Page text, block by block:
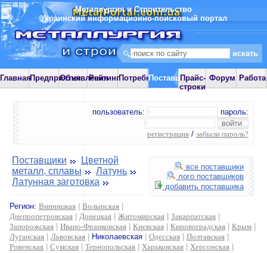
Металлургия и Строительство
Украинский информационно-поисковый портал
ГлавнаяПредприятияОбъявления
РейтингПотребностиПоставщики
Прайс-
строки
Форум Работа
пользователь: пароль:
регистрация / забыли пароль?
все поставщики
лого поставщиков
добавить поставщика
Поставщики
Цветной
металл, сплавы
Латунь
Латунная заготовка
Регион: Винницкая Волынская
Днепропетровская
Донецкая Житомирская Закарпатская
Запорожская
Ивано-Франковская Киевская Кировоградская Крым
Луганская
Львовская Николаевская Одесская Полтавская
Ровенская
Сумская |Тернопольская Харьковская Херсонская